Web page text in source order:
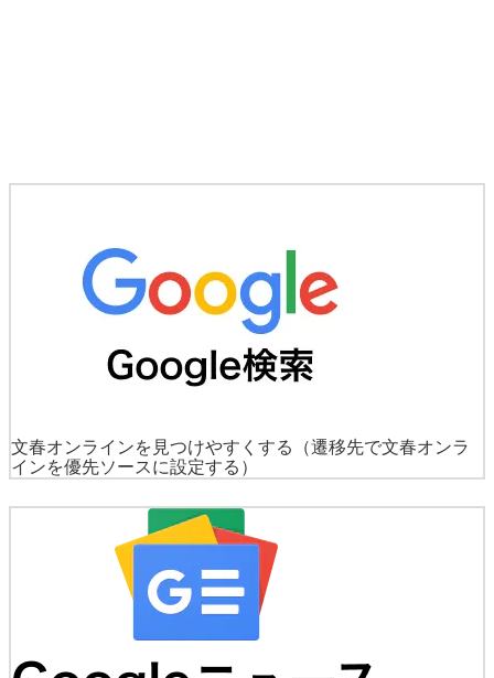
文春オンラインを見つけやすくする
（遷移先で文春オンラ
インを優先ソースに設定する）